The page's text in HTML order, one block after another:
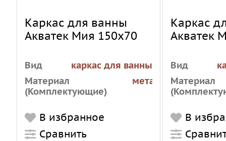
Каркас для ванны
Акватек Мия 150х70
Вид
каркас для ванны
Материал
(Комплектующие)
металл
В избранное
Сравнить
Каркас
Акватек
Вид
Материал
В